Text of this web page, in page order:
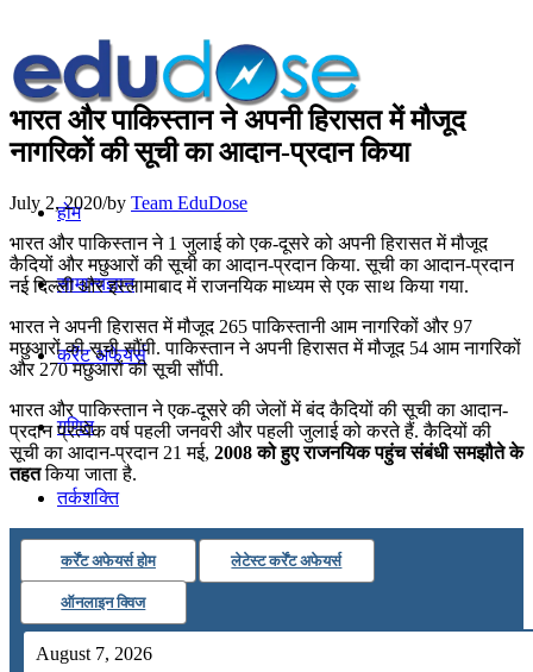
होम
सामान्यज्ञान
करेंट अफेयर्स
गणित
तर्कशक्ति
कंप्यूटर
भारत और पाकिस्‍तान ने अपनी हिरासत में मौजूद
नागरिकों की सूची का आदान-प्रदान किया
July 2, 2020/by Team EduDose
भारत और पाकिस्तान ने 1 जुलाई को एक-दूसरे को अपनी हिरासत में मौजूद
कैदियों और मछुआरों की सूची का आदान-प्रदान किया. सूची का आदान-प्रदान
नई दिल्ली और इस्लामाबाद में राजनयिक माध्यम से एक साथ किया गया.
भारत ने अपनी हिरासत में मौजूद 265 पाकिस्‍तानी आम नागरिकों और 97
मछुआरों की सूची सौंपी. पाकिस्‍तान ने अपनी हिरासत में मौजूद 54 आम नागरिकों
और 270 मछुआरों की सूची सौंपी.
भारत और पाकिस्‍तान ने एक-दूसरे की जेलों में बंद कैदियों की सूची का आदान-
प्रदान प्रत्‍येक वर्ष पहली जनवरी और पहली जुलाई को करते हैं. कैदियों की
सूची का आदान-प्रदान 21 मई, 2008 को हुए राजनयिक पहुंच संबंधी समझौते के
तहतकिया जाता है.
कर्रेंट अफेयर्स होम लेटेस्ट कर्रेंट अफेयर्स
ऑनलाइन क्विज
August 7, 2026